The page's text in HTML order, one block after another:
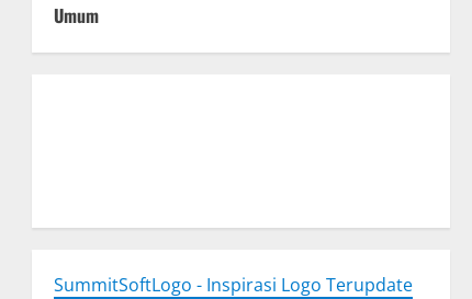
Umum
SummitSoftLogo - Inspirasi Logo Terupdate